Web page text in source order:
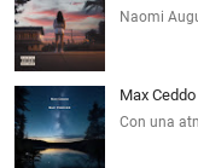
Naomi
Max
Con una